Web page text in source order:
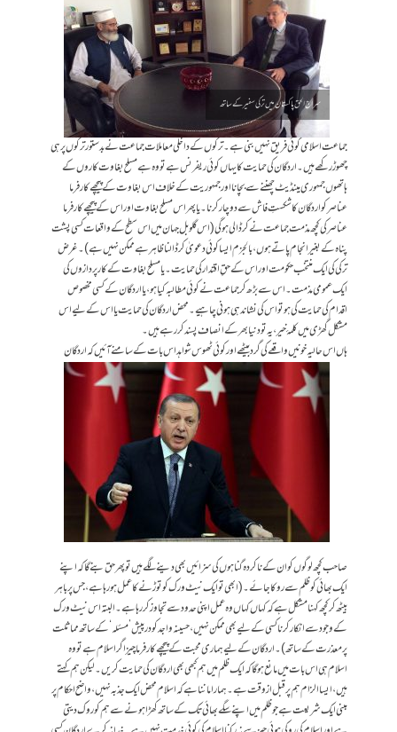
سراج الحق پاکستان میں ترکی سفیر کے ساتھ
جماعت اسلامی کوئی فریق نہیں بنی ہے۔ ترکوں کے داخلی معاملات جماعت نے بدستور ترکوں پر ہی
چھوڑ رکھے ہیں۔ اردگان کی حمایت کا یہاں کوئی ریفرنس ہے تو وہ ہے مسلح بغاوت کاروں کے
ہاتھوں جمہوری مینڈیٹ چھننے سے بچانا اور جمہوریت کے خلاف اس بغاوت کے پیچھے کارفرما
عناصر کو اردگان کا شکستِ فاش سے دوچار کرنا۔ یا پھر اس مسلح بغاوت اور اس کے پیچھے کارفرما
عناصر کی کچھ مذمت جماعت نے کر ڈالی ہو گی (اس گلوبل جہان میں اس سطح کے واقعات کسی پشت
پناہ کے بغیر انجام پاتے ہوں، بالجزم ایسا کوئی دعویٰ کر ڈالنا ظاہر ہے ممکن نہیں ہے)۔ غرض
ترکی کی ایک منتخب حکومت اور اس کے حقِ اقتدار کی حمایت۔ یا مسلح بغاوت کے کارپردازوں کی
ایک عمومی مذمت۔ اس سے بڑھ کر جماعت نے کوئی مطالبہ کیا ہو، یا اردگان کے کسی مخصوص
اقدام کی حمایت کی ہو تو اس کی نشاندہی ہونی چاہیے۔ محض اردگان کی حمایت یا اس کےلیے اس
مشکل گھڑی میں کلمۂ خیر، یہ تو دنیا بھر کے انصاف پسند کر رہے ہیں۔
ہاں اس حالیہ خونیں واقعے کی گرد بیٹھے اور کوئی ٹھوس شواہد اس بات کے سامنے آئیں کہاردگان
صاحب کچھ لوگوں کو ان کے ناکردہ گناہوں کی سزائیں بھی دینے لگے ہیں تو پھر حق بنے گا کہ اپنے
ایک بھائی کو ظلم سے روکا جائے۔ (ابھی تو ایک نیٹ ورک کو توڑنے کا عمل ہو رہا ہے، جس پر باہر
بیٹھ کر کچھ کہنا مشکل ہے کہ کہاں کہاں وہ عمل اپنی حدود سے تجاوز کر رہا ہے۔ البتہ اس نیٹ ورک
کے وجود سے انکار کرنا کسی کےلیے بھی ممکن نہیں، حسینہ واجد کو درپیش ’مسئلہ‘ کے ساتھ مماثلت
پر معذرت کے ساتھ)۔ اردگان کےلیے ہماری محبت کے پیچھے کارفرما چیز اگر اسلام ہے تو وہ
اسلام ہی اس بات میں مانع ہو گا کہ ایک ظلم میں ہم کبھی بھی اردگان کی حمایت کریں۔ لیکن ہم کہتے
ہیں، ایسا الزام ہم پر قبل از وقت ہے۔ ہمارا ماننا ہے کہ اسلام محض ایک جذبہ نہیں، واضح احکام پر
مبنی ایک شریعت ہے جو ظلم میں اپنے سگے بھائی تک کے ساتھ کھڑا ہونے سے ہم کو روک دیتی